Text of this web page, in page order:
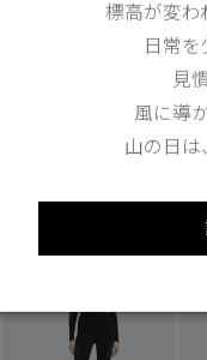
あ
標高が変わ
日常を
見
風に導
山の日は